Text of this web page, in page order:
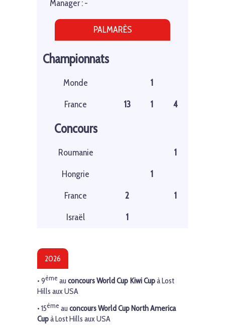
Manager : -
PALMARÈS
Championnats
Monde
1
France
13 1 4
Concours
Roumanie
1
Hongrie
1
France
2
1
Israël
1
2026
• 9ème au concours World Cup Kiwi Cupà Lost
Hills aux USA
• 15ème au concours World Cup North America
Cupà Lost Hills aux USA